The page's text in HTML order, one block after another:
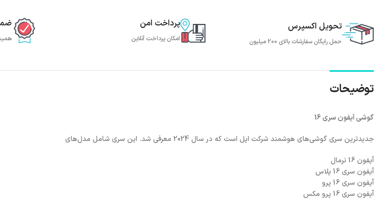
تحویل اکسپرس
حمل رایگان سفارشات بالای 200 میلیون
پرداخت امن
امکان پرداخت آنلاین
توضیحات
گوشی آیفون سری 16
جدیدترین سری گوشی‌های هوشمند شرکت اپل است که در سال 2024 معرفی شد. این سری شامل مدل‌های
آیفون 16 نرمال
آیفون سری 16 پلاس
آیفون سری 16 پرو
آیفون سری 16 پرو مکس